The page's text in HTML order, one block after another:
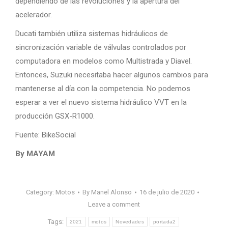
acelerador.
Ducati también utiliza sistemas hidráulicos de
sincronización variable de válvulas controlados por
computadora en modelos como Multistrada y Diavel.
Entonces, Suzuki necesitaba hacer algunos cambios para
mantenerse al día con la competencia. No podemos
esperar a ver el nuevo sistema hidráulico VVT en la
producción GSX-R1000.
Fuente: BikeSocial
By MAYAM
Category: Motos By Manel Alonso
16 de julio de 2020
Leave a comment
Tags: 2021 motos Novedades portada2